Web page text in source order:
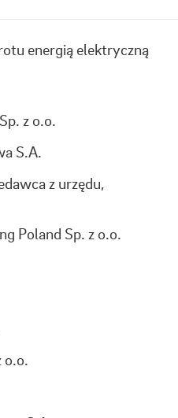
energią elektryczną
z o.o.
S.A.
z urzędu,
Poland Sp. z o.o.
o.o.